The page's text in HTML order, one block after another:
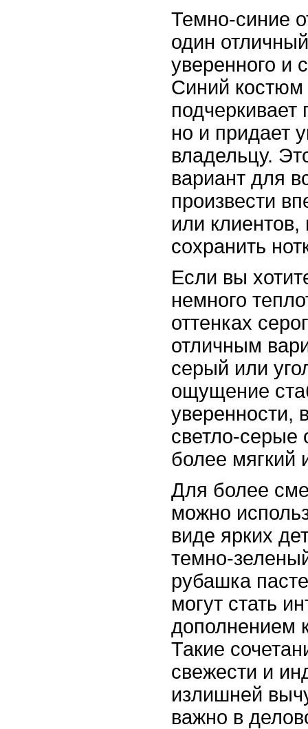
Темно-синие
один
уверенного и
Синий костюм
но и придает
владельцу.
вариант для
произвести
или
сохранить
Если вы
немного
оттенках
отличным
серый или
ощущение
уверенности,
светло-серые
более мягкий
Для более
можно
виде ярких
темно-
рубашка
могут стать
дополнением
Такие
свежести и
излишней
важно в